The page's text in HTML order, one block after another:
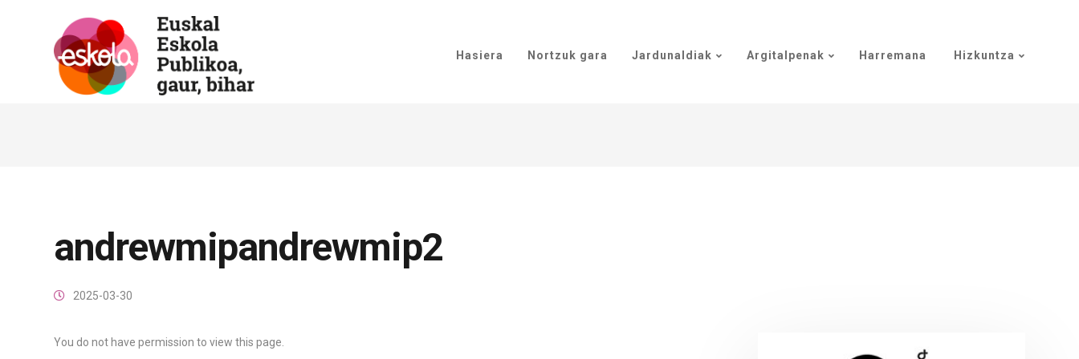
Hasiera Nortzuk gara Jardunaldiak Argitalpenak Harremana Hizkuntza
andrewmipandrewmip2
2025-03-30
You do not have permission to view this page.